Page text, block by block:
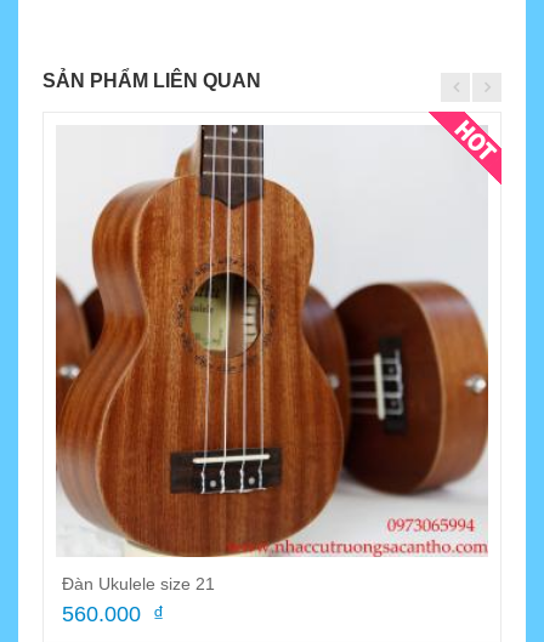
SẢN PHẨM LIÊN QUAN
Đàn Ukulele size 21
560.000 ₫